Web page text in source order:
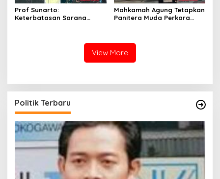
Prof Sunarto:
Keterbatasan Sarana
Mahkamah Agung Tetapkan
Panitera Muda Perkara
View More
Politik Terbaru